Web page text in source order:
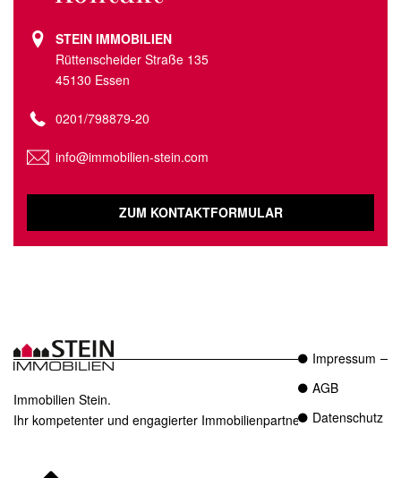
STEIN IMMOBILIEN
Rüttenscheider Straße 135
45130 Essen
0201/798879-20
info@immobilien-stein.com
ZUM KONTAKTFORMULAR
Immobilien Stein.
Ihr kompetenter und engagierter Immobilienpartner in Essen.
Impressum
AGB
Datenschutz